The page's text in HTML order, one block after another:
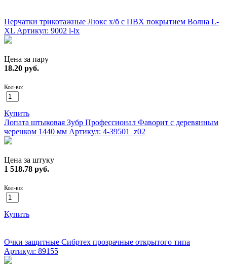
Перчатки трикотажные Люкс х/б с ПВХ покрытием Волна L-
XL Артикул: 9002 l-lx
Цена за пару
18.20 руб.
Кол-во:
Купить
Лопата штыковая Зубр Профессионал Фаворит с деревянным
черенком 1440 мм Артикул: 4-39501_z02
Цена за штуку
1 518.78 руб.
Кол-во:
Купить
Очки защитные Сибртех прозрачные открытого типа
Артикул: 89155